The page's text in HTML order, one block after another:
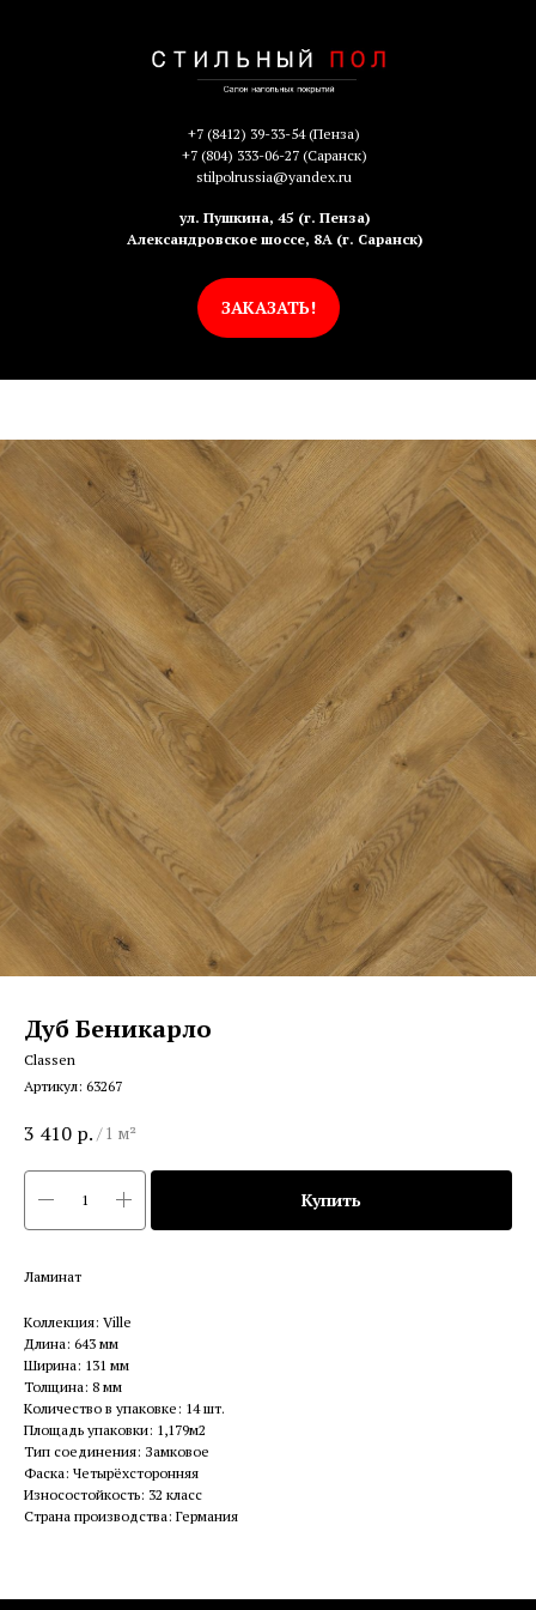
+7 (8412) 39-33-54(Пенза)
+7 (804) 333-06-27(Саранск)
stilpolrussia@yandex.ru
ул. Пушкина, 45 (г. Пенза)
Александровское шоссе, 8А (г. Саранск)
ЗАКАЗАТЬ!
Дуб Беникарло
Classen
Артикул: 63267
3 410 р. / 1 м²
Купить
Ламинат
Коллекция: Ville
Длина: 643 мм
Ширина: 131 мм
Толщина: 8 мм
Количество в упаковке: 14 шт.
Площадь упаковки: 1,179м2
Тип соединения: Замковое
Фаска: Четырёхсторонняя
Износостойкость: 32 класс
Страна производства: Германия